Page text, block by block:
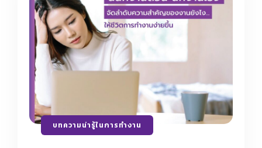
บทความน่ารู้ในการทำงาน